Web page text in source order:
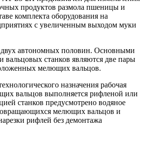
продуктов размола пшеницы и
комплекта оборудования на
с увеличенным выходом муки
двух автономных половин. Основными
вальцовых станков являются две пары
мелющих вальцов.
назначения рабочая
вальцов выполняется рифленой или
станков предусмотрено водяное
мелющих вальцов и
рифлей без демонтажа